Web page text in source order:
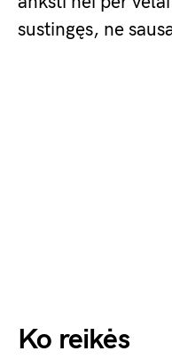
sustingęs, ne
Ko reikės